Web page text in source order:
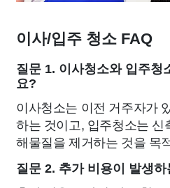
이사/입주 청소 FAQ
질문 1. 이사청소와 입주청
요?
이사청소는 이전 거주자가
하는 것이고, 입주청소는
해물질을 제거하는 것을 목
질문 2. 추가 비용이 발생